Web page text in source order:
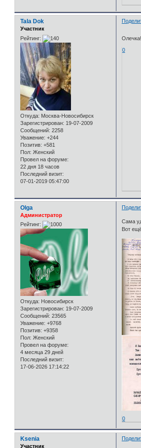
Tala Dok
Участник
Рейтинг:
Откуда: Москва-Новосибирск
Зарегистрирован: 19-07-2009
Сообщений: 2258
Уважение: +244
Позитив: +581
Пол: Женский
Провел на форуме:
22 дня 18 часов
Последний визит:
07-01-2019 05:47:00
0
Olga
Администратор
Рейтинг:
Откуда: Новосибирск
Зарегистрирован: 19-07-2009
Сообщений: 23565
Уважение: +9768
Позитив: +9358
Пол: Женский
Провел на форуме:
4 месяца 29 дней
Последний визит:
17-06-2026 17:14:22
Сама
Вот
0
Ksenia
Участник